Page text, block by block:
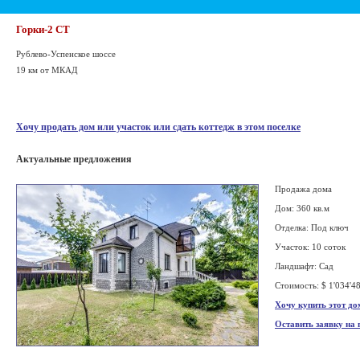
Горки-2 СТ
Рублево-Успенское шоссе
19 км от МКАД
Хочу продать дом или участок или сдать коттедж в этом поселке
Актуальные предложения
Продажа дома
Дом: 360 кв.м
Отделка: Под ключ
Участок: 10 соток
Ландшафт: Сад
Стоимость: $
Хочу купить этот
Оставить заявку на